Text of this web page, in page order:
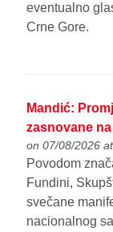
eventualno
Crne Gore.
Mandić:
zasnovane
on 07/08/2026
Povodom
Fundini,
svečane
nacionalnog